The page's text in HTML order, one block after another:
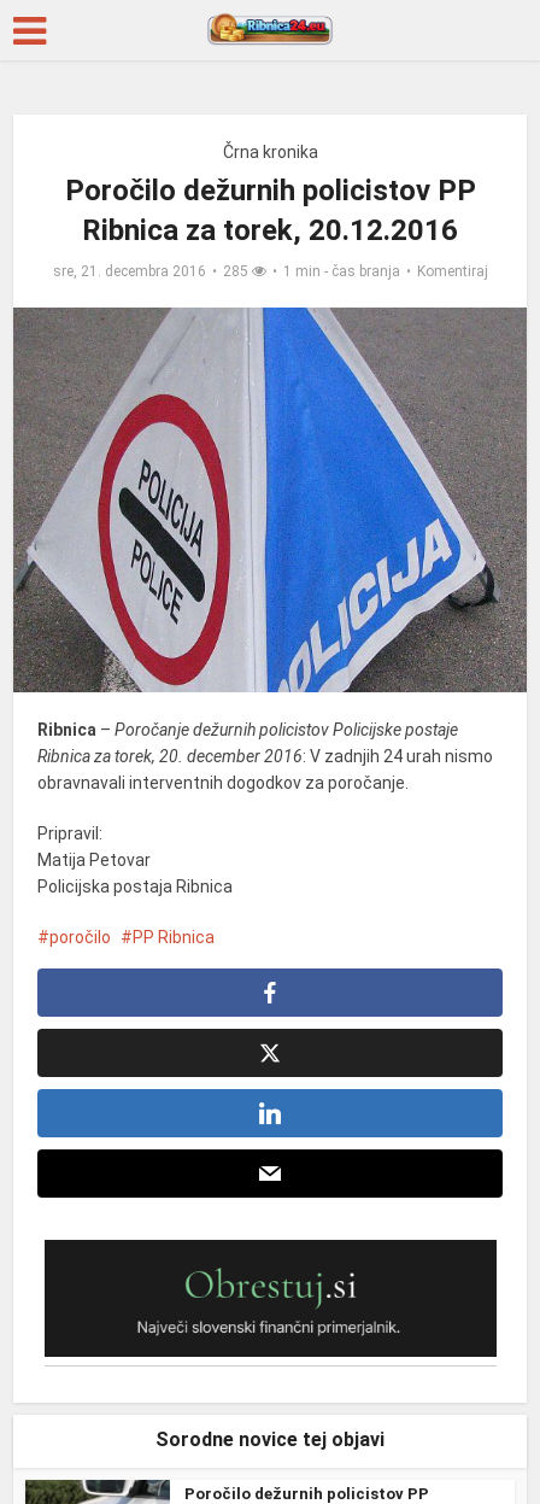
Črna kronika
Poročilo dežurnih policistov PP
Ribnica za torek, 20.12.2016
sre, 21. decembra 2016 285 1 min - čas branja Komentiraj
Ribnica –Poročanje dežurnih policistov Policijske postaje
Ribnica za torek, 20. december 2016: V zadnjih 24 urah nismo
obravnavali interventnih dogodkov za poročanje.
Pripravil:
Matija Petovar
Policijska postaja Ribnica
poročilo PP Ribnica
Sorodne novice tej objavi
Poročilo dežurnih policistov PP